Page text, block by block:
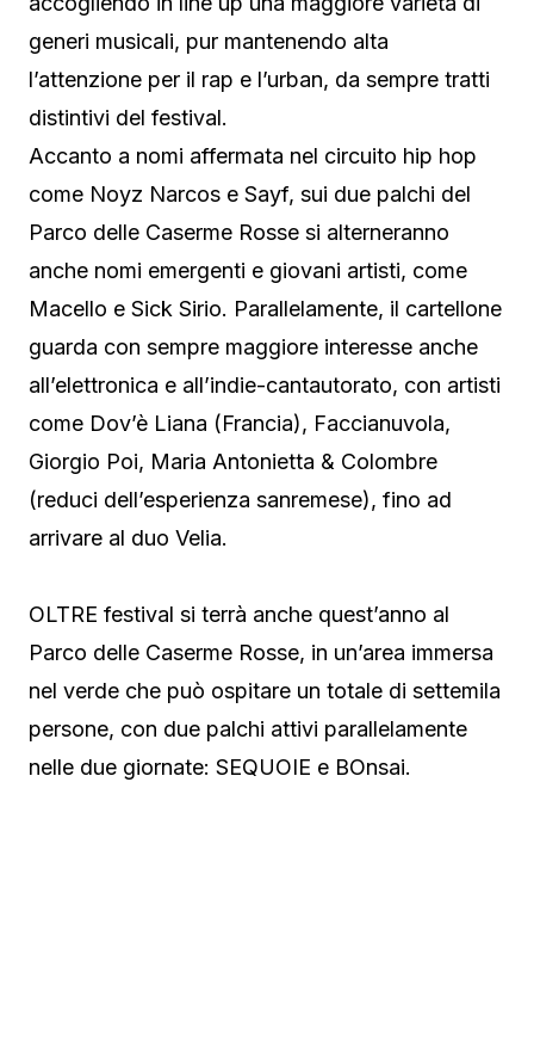
generi musicali, pur mantenendo alta
l’attenzione per il rap e l’urban, da sempre tratti
distintivi del festival.
Accanto a nomi affermata nel circuito hip hop
come Noyz Narcos e Sayf, sui due palchi del
Parco delle Caserme Rosse si alterneranno
anche nomi emergenti e giovani artisti, come
Macello e Sick Sirio. Parallelamente, il cartellone
guarda con sempre maggiore interesse anche
all’elettronica e all’indie-cantautorato, con artisti
come Dov’è Liana (Francia), Faccianuvola,
Giorgio Poi, Maria Antonietta & Colombre
(reduci dell’esperienza sanremese), fino ad
arrivare al duo Velia.
OLTRE festival si terrà anche quest’anno al
Parco delle Caserme Rosse, in un’area immersa
nel verde che può ospitare un totale di settemila
persone, con due palchi attivi parallelamente
nelle due giornate: SEQUOIE e BOnsai.